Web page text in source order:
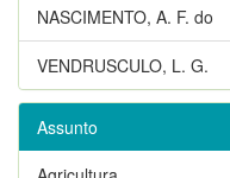
NASCIMENTO, A. F. do
VENDRUSCULO, L. G.
Assunto